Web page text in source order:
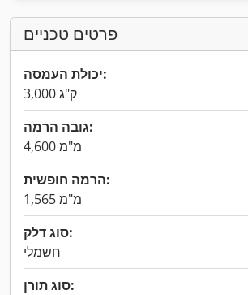
פרטים טכניים
יכולת העמסה:
3,000 ק"ג
גובה הרמה:
4,600 מ"מ
הרמה חופשית:
1,565 מ"מ
סוג דלק:
חשמלי
סוג תורן: